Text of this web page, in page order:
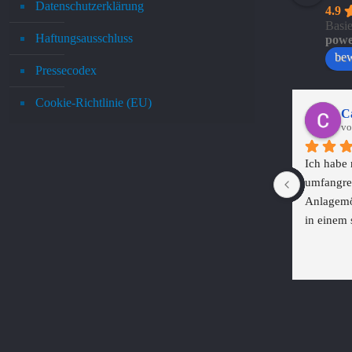
Datenschutzerklärung
Haftungsausschluss
Pressecodex
Cookie-Richtlinie (EU)
4.9
Ich habe
in einem